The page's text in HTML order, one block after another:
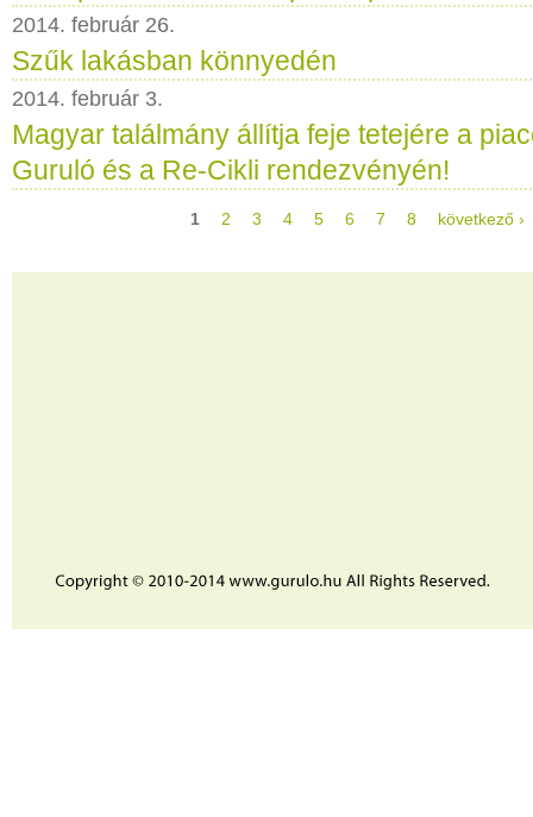
2014. február 26.
Szűk lakásban könnyedén
2014. február 3.
Magyar találmány állítja feje tetejére a
Guruló és a Re-Cikli rendezvényén!
1 2 3 4 5 6 7 8 következő ›